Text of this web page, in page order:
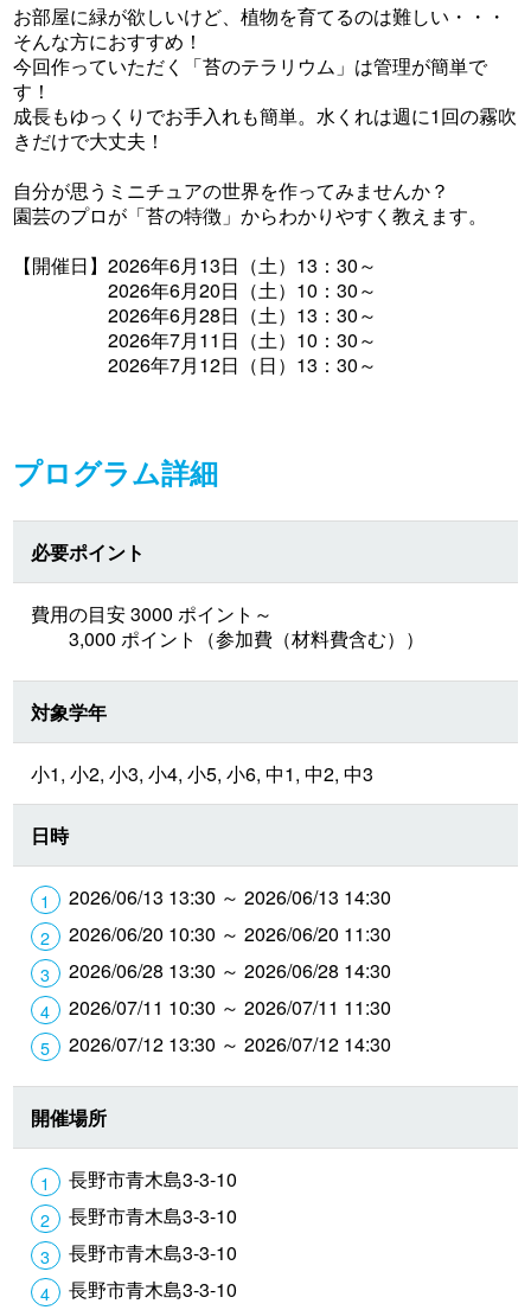
お部屋に緑が欲しいけど、植物を育てるのは難しい・・・
そんな方におすすめ！
今回作っていただく「苔のテラリウム」は管理が簡単で
す！
成長もゆっくりでお手入れも簡単。水くれは週に1回の霧吹
きだけで大丈夫！
自分が思うミニチュアの世界を作ってみませんか？
園芸のプロが「苔の特徴」からわかりやすく教えます。
【開催日】2026年6月13日（土）13：30～
2026年6月20日（土）10：30～
2026年6月28日（土）13：30～
2026年7月11日（土）10：30～
2026年7月12日（日）13：30～
プログラム詳細
必要ポイント
費用の目安 3000 ポイント～
3,000 ポイント（参加費（材料費含む））
対象学年
小1, 小2, 小3, 小4, 小5, 小6, 中1, 中2, 中3
日時
2026/06/13 13:30 ～ 2026/06/13 14:30
2026/06/20 10:30 ～ 2026/06/20 11:30
2026/06/28 13:30 ～ 2026/06/28 14:30
2026/07/11 10:30 ～ 2026/07/11 11:30
2026/07/12 13:30 ～ 2026/07/12 14:30
開催場所
長野市青木島3-3-10
長野市青木島3-3-10
長野市青木島3-3-10
長野市青木島3-3-10